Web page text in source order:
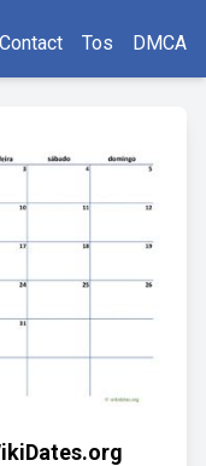
Contact Tos DMCA